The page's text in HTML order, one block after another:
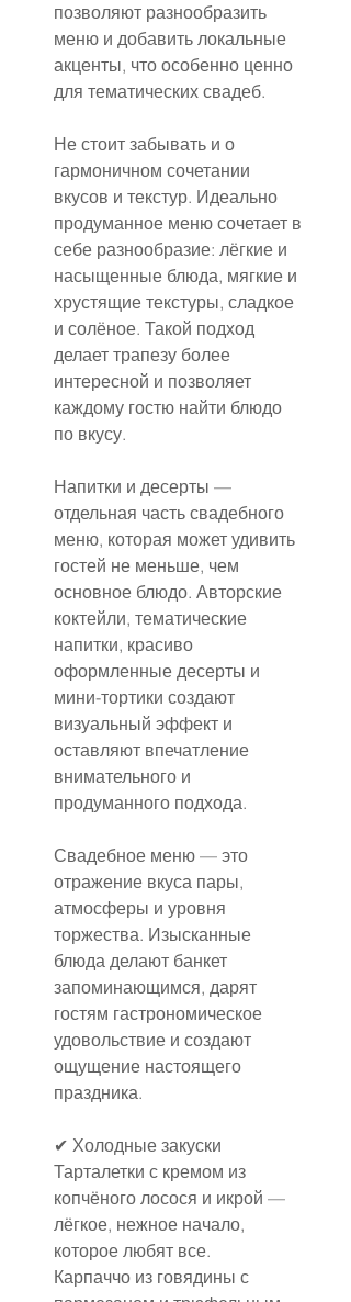
позволяют разнообразить
меню и добавить локальные
акценты, что особенно ценно
для тематических свадеб.
Не стоит забывать и о
гармоничном сочетании
вкусов и текстур. Идеально
продуманное меню сочетает в
себе разнообразие: лёгкие и
насыщенные блюда, мягкие и
хрустящие текстуры, сладкое
и солёное. Такой подход
делает трапезу более
интересной и позволяет
каждому гостю найти блюдо
по вкусу.
Напитки и десерты —
отдельная часть свадебного
меню, которая может удивить
гостей не меньше, чем
основное блюдо. Авторские
коктейли, тематические
напитки, красиво
оформленные десерты и
мини-тортики создают
визуальный эффект и
оставляют впечатление
внимательного и
продуманного подхода.
Свадебное меню — это
отражение вкуса пары,
атмосферы и уровня
торжества. Изысканные
блюда делают банкет
запоминающимся, дарят
гостям гастрономическое
удовольствие и создают
ощущение настоящего
праздника.
✔ Холодные закуски
Тарталетки с кремом из
копчёного лосося и икрой —
лёгкое, нежное начало,
которое любят все.
Карпаччо из говядины с